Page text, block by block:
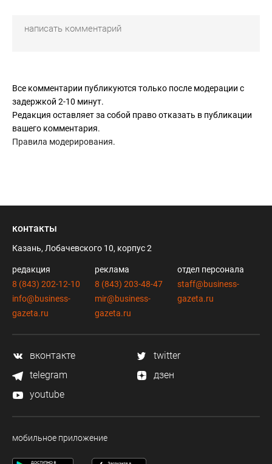
Все комментарии публикуются только после модерации с
задержкой 2-10 минут.
Редакция оставляет за собой право отказать в публикации
вашего комментария.
Правила модерирования.
контакты
Казань, Лобачевского 10, корпус 2
редакция
8 (843) 202-12-10
info@business-
gazeta.ru
реклама
8 (843) 203-48-47
mir@business-
gazeta.ru
отдел персонала
staff@business-
gazeta.ru
вконтакте
twitter
telegram
дзен
youtube
мобильное приложение